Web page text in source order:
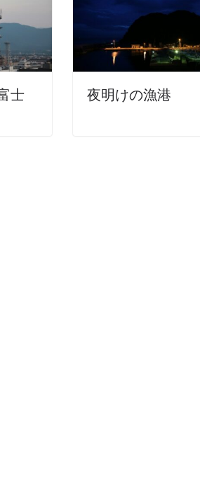
士
夜明けの漁港